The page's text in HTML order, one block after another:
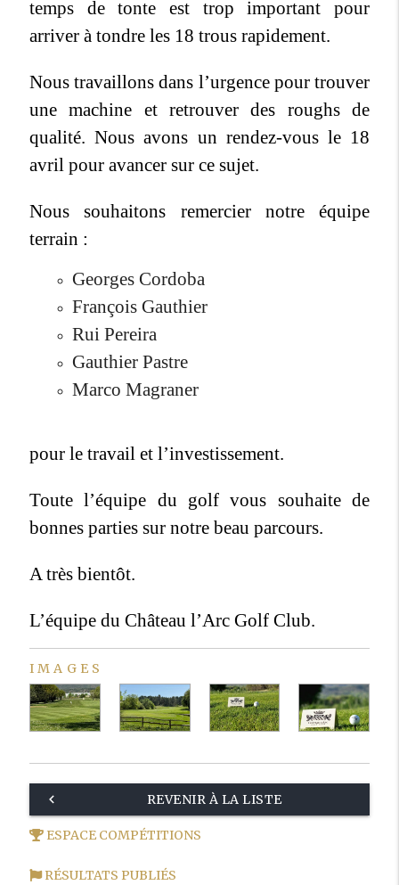
temps de tonte est trop important pour
arriver à tondre les 18 trous rapidement.
Nous travaillons dans l’urgence pour trouver
une machine et retrouver des roughs de
qualité. Nous avons un rendez-vous le 18
avril pour avancer sur ce sujet.
Nous souhaitons remercier notre équipe
terrain :
Georges Cordoba
François Gauthier
Rui Pereira
Gauthier Pastre
Marco Magraner
pour le travail et l’investissement.
Toute l’équipe du golf vous souhaite de
bonnes parties sur notre beau parcours.
A très bientôt.
L’équipe du Château l’Arc Golf Club.
IMAGES
keyboard_arrow_left REVENIR À LA LISTE
ESPACE COMPÉTITIONS
RÉSULTATS PUBLIÉS